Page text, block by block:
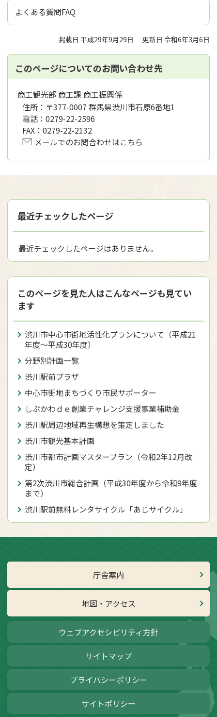
よくある質問FAQ
掲載日 平成29年9月29日 更新日 令和6年3月6日
このページについてのお問い合わせ先
商工観光部 商工課 商工振興係
住所： 〒377-0007 群馬県渋川市石原6番地1
電話： 0279-22-2596
FAX： 0279-22-2132
メールでのお問合わせはこちら
最近チェックしたページ
最近チェックしたページはありません。
このページを見た人はこんなページも見てい
ます
渋川市中心市街地活性化プランについて（平成21
年度〜平成30年度）
分野別計画一覧
渋川駅前プラザ
中心市街地まちづくり市民サポーター
しぶかわｄｅ創業チャレンジ支援事業補助金
渋川駅周辺地域再生構想を策定しました
渋川市観光基本計画
渋川市都市計画マスタープラン（令和2年12月改
定）
第2次渋川市総合計画（平成30年度から令和9年度
まで）
渋川駅前無料レンタサイクル「あじサイクル」
庁舎案内
地図・アクセス
ウェブアクセシビリティ方針
サイトマップ
プライバシーポリシー
サイトポリシー